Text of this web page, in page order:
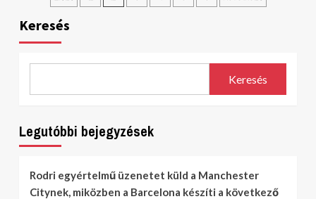
Keresés
Keresés
Legutóbbi bejegyzések
Rodri egyértelmű üzenetet küld a Manchester
Citynek, miközben a Barcelona készíti a következő